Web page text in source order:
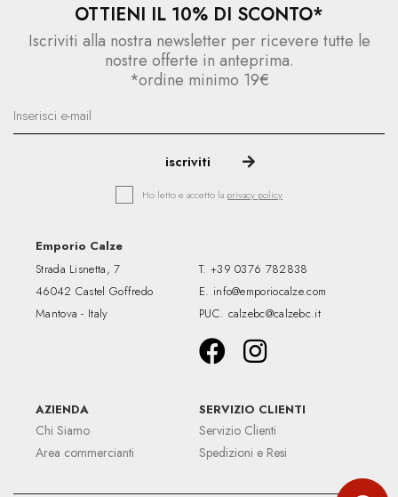
OTTIENI IL 10% DI SCONTO*
Iscriviti alla nostra newsletter per ricevere tutte le
nostre offerte in anteprima.
*ordine minimo 19€
Ho letto e accetto la privacy policy
Emporio Calze
Strada Lisnetta, 7
46042 Castel Goffredo
Mantova - Italy
T. +39 0376 782838
E. info@emporiocalze.com
PUC. calzebc@calzebc.it
AZIENDA
Chi Siamo
Area commercianti
SERVIZIO CLIENTI
Servizio Clienti
Spedizioni e Resi